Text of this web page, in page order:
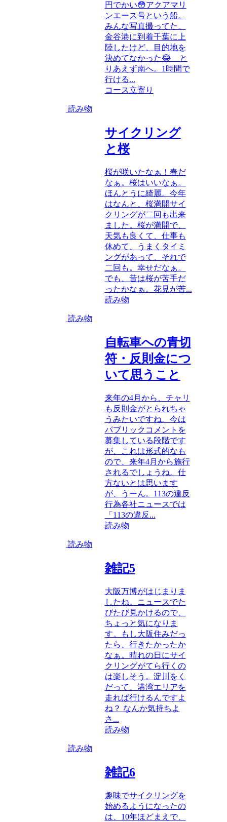
円でかい😳アクアマリ
ンエース号という船。
みんな写真撮ってた。
金谷港に到着千葉に上
陸したけど、目的地を
決めてなかった😂 と
りあえず南へ。1時間で
行ける...
コース立寄り
読み物
サイクリング
と桜
桜が咲いたなぁ！春だ
なぁ。桜はいいなぁ。
ほんとうに綺麗。今年
はなんと、桜満開サイ
クリングが二回も出来
ました。桜が満開で、
天気も良くて、仕事も
休めて、うまくタイミ
ングがあって、それで
二回も。幸せだなぁ。
でも、昔は桜が苦手だ
ったかなぁ。花見が苦...
読み物
読み物
自転車への青切
符・反則金につ
いて思うこと
来年の4月から、チャリ
も反則金がとられちゃ
うみたいですね。今は
パブリックコメントを
募集している段階です
が、これは形式的なも
ので、来年4月から施行
されるでしょうね。仕
方ないとは思います
が、うーん。113の違反
行為各社ニュースでは
「113の違反...
読み物
読み物
雑記5
大阪万博がはじまりま
したね。ニュースでた
びたび見かけるので、
ちょっと気になりま
す。もし大阪住みだっ
たら、行きたかったか
なぁ。晴れの日にサイ
クリングがてら行くの
は楽しそう。淀川をく
だって、港湾エリアを
走れば行けるんですよ
ね？ なんか気持ちよ
さ...
読み物
読み物
雑記6
趣味でサイクリングを
始めるようになったの
は、10年ほどまえで、